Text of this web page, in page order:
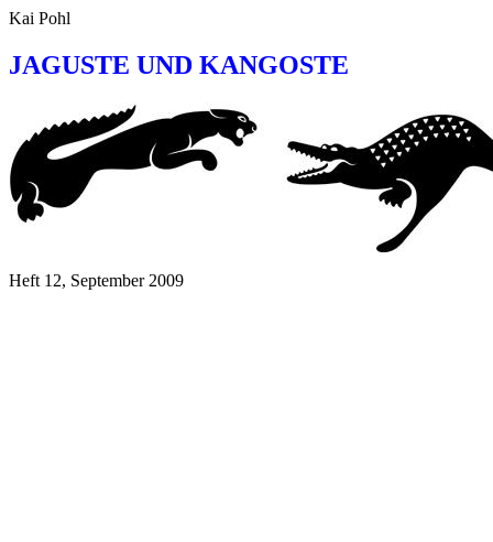
Kai Pohl
JAGUSTE UND KANGOSTE
Heft 12, September 2009